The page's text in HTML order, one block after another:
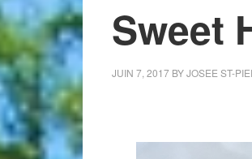
Sweet
JUIN 7, 2017 BYJOSEE ST-